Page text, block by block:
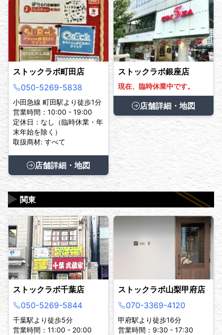
ストックラボ町田店
050-5269-5838
小田急線 町田駅より徒歩1分
営業時間：10:00 - 19:00
定休日：なし（臨時休業・年
末年始を除く）
取扱商材: すべて
店舗詳細・地図
ストックラボ銀座店
現在、臨時休業中です。
店舗詳細・地図
関東
▶
ストックラボ千葉店
050-5269-5844
千葉駅より徒歩5分
営業時間：11:00 - 20:00
ストックラボ山梨甲府店
070-3369-4120
甲府駅より徒歩16分
営業時間：9:30 - 17:30